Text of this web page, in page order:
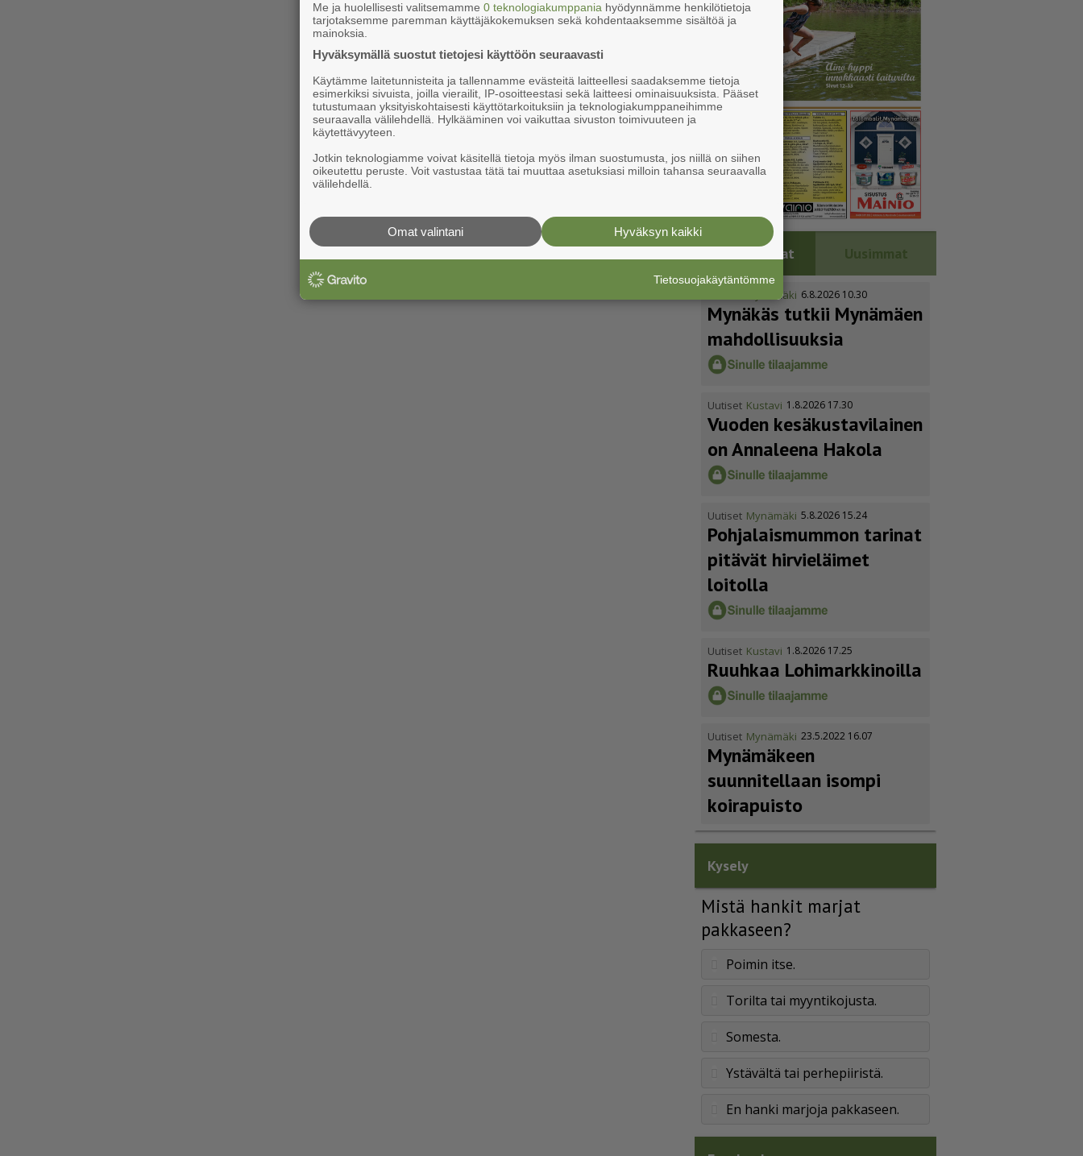
Luetuimmat Uusimmat
Mynämäki 6.8.2026 10.30
Mynäkäs tutkii Mynämäen
mahdol­li­suuksia
Uutiset Kustavi 1.8.2026 17.30
Vuoden kesäkus­ta­vi­lainen
on Annaleena Hakola
Uutiset Mynämäki 5.8.2026 15.24
Pohja­lais­mummon tarinat
pitävät hirvieläimet
loitolla
Uutiset Kustavi 1.8.2026 17.25
Ruuhkaa Lohimark­ki­noilla
Uutiset Mynämäki 23.5.2022 16.07
Mynämäkeen
suunnitellaan isompi
koirapuisto
Kysely
Mistä hankit marjat
pakkaseen?
Poimin itse.
Torilta tai myyntikojusta.
Somesta.
Ystävältä tai perhepiiristä.
En hanki marjoja pakkaseen.
Me ja huolellisesti valitsemamme 0 teknologiakumppania hyödynnämme henkilötietoja
tarjotaksemme paremman käyttäjäkokemuksen sekä kohdentaaksemme sisältöä ja
mainoksia.
Hyväksymällä suostut tietojesi käyttöön seuraavasti
Käytämme laitetunnisteita ja tallennamme evästeitä laitteellesi saadaksemme tietoja
esimerkiksi sivuista, joilla vierailit, IP-osoitteestasi sekä laitteesi ominaisuuksista. Pääset
tutustumaan yksityiskohtaisesti käyttötarkoituksiin ja teknologiakumppaneihimme
seuraavalla välilehdellä. Hylkääminen voi vaikuttaa sivuston toimivuuteen ja
käytettävyyteen.
Jotkin teknologiamme voivat käsitellä tietoja myös ilman suostumusta, jos niillä on siihen
oikeutettu peruste. Voit vastustaa tätä tai muuttaa asetuksiasi milloin tahansa seuraavalla
välilehdellä.
Hyväksyn kaikki
Omat valintani
Tietosuojakäytäntömme